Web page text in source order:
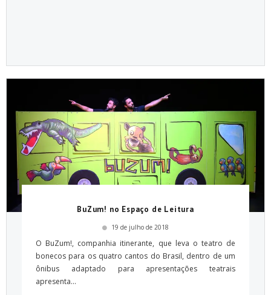
BuZum! no Espaço de Leitura
19 de julho de 2018
O BuZum!, companhia itinerante, que leva o teatro de
bonecos para os quatro cantos do Brasil, dentro de um
ônibus adaptado para apresentações teatrais
apresenta...